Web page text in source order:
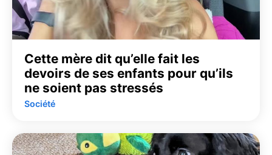
Cette mère dit qu’elle fait les
devoirs de ses enfants pour qu’ils
ne soient pas stressés
Société